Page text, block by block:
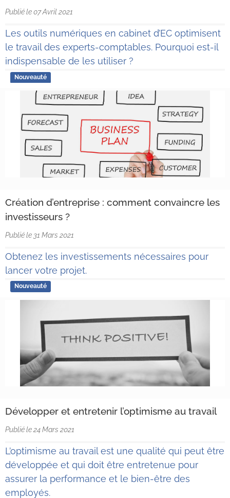
Publié le 07 Avril 2021
Les outils numériques en cabinet d’EC optimisent
le travail des experts-comptables. Pourquoi est-il
indispensable de les utiliser ?
Nouveauté
Création d’entreprise : comment convaincre les
investisseurs ?
Publié le 31 Mars 2021
Obtenez les investissements nécessaires pour
lancer votre projet.
Nouveauté
Développer et entretenir l’optimisme au travail
Publié le 24 Mars 2021
L’optimisme au travail est une qualité qui peut être
développée et qui doit être entretenue pour
assurer la performance et le bien-être des
employés.